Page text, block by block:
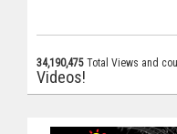
34,190,475 Total Views and
Videos!